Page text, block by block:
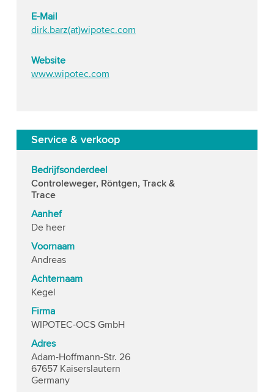
E-Mail
dirk.barz(at)wipotec.com
Website
www.wipotec.com
Service & verkoop
Bedrijfsonderdeel
Controleweger, Röntgen, Track &
Trace
Aanhef
De heer
Voornaam
Andreas
Achternaam
Kegel
Firma
WIPOTEC-OCS GmbH
Adres
Adam-Hoffmann-Str. 26
67657 Kaiserslautern
Germany